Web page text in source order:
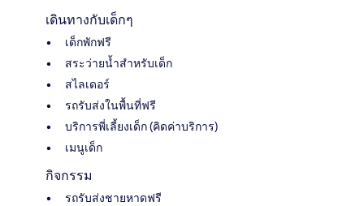
เดินทางกับเด็กๆ
เด็กพักฟรี
สระว่ายน้ำสำหรับเด็ก
สไลเดอร์
รถรับส่งในพื้นที่ฟรี
บริการพี่เลี้ยงเด็ก (คิดค่าบริการ)
เมนูเด็ก
กิจกรรม
รถรับส่งชายหาดฟรี